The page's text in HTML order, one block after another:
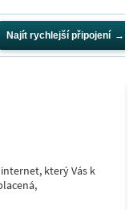
Najít rychlejší připojení
který Vás k